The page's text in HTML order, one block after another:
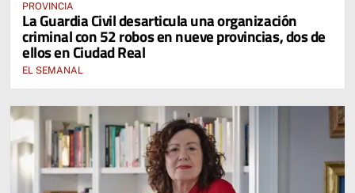
PROVINCIA
La Guardia Civil desarticula una organización
criminal con 52 robos en nueve provincias, dos de
ellos en Ciudad Real
EL SEMANAL